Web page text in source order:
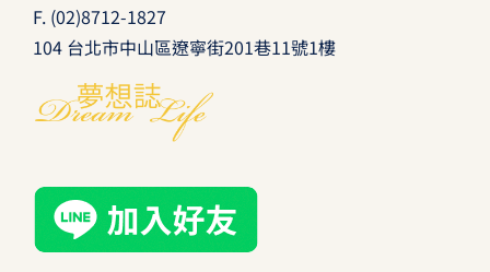
F. (02)8712-1827
104 台北市中山區遼寧街201巷11號1樓